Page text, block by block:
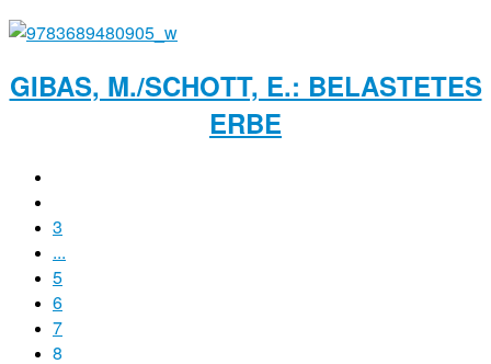
GIBAS, M./SCHOTT, E.: BELASTETES
ERBE
3
...
5
6
7
8